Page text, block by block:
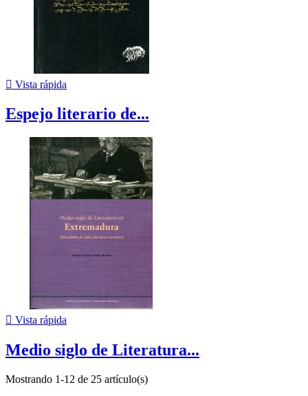
 Vista rápida
Espejo literario de...
 Vista rápida
Medio siglo de Literatura...
Mostrando 1-12 de 25 artículo(s)